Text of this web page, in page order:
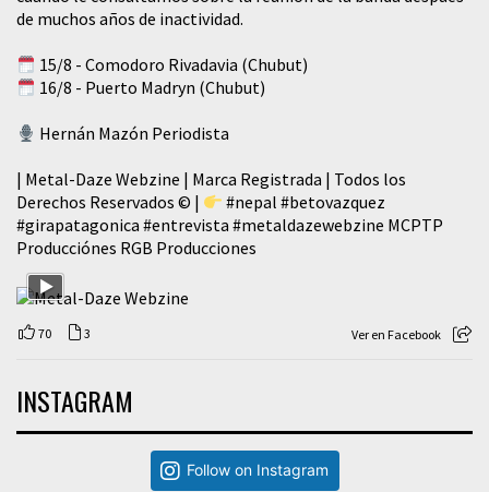
de muchos años de inactividad.
15/8 - Comodoro Rivadavia (Chubut)
16/8 - Puerto Madryn (Chubut)
Hernán Mazón Periodista
| Metal-Daze Webzine | Marca Registrada | Todos los
Derechos Reservados © |
#nepal #betovazquez
#girapatagonica #entrevista #metaldazewebzine MCPTP
Producciónes RGB Producciones
70 3 Ver en Facebook
INSTAGRAM
Follow on Instagram